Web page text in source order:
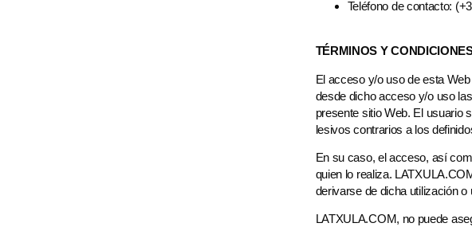
Teléfono de contacto:
TÉRMINOS Y
El acceso y/o uso de esta
desde dicho acceso y/o uso
presente sitio Web. El usuario
lesivos contrarios a los
En su caso, el acceso, así
quien lo realiza.
derivarse de dicha utilización o
LATXULA.COM, no puede